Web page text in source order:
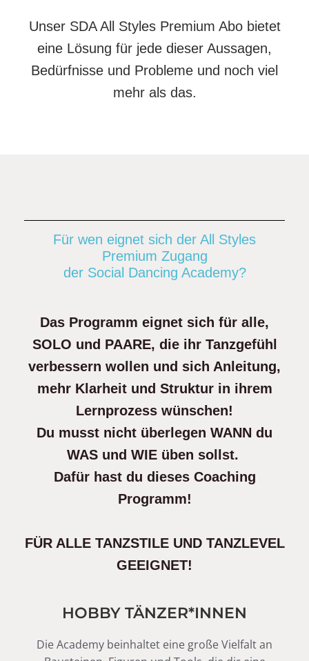
Unser SDA All Styles Premium Abo bietet
eine Lösung für jede dieser Aussagen,
Bedürfnisse und Probleme und noch viel
mehr als das.
Für wen eignet sich der All Styles
Premium Zugang
der Social Dancing Academy?
Das Programm eignet sich für alle,
SOLO und PAARE, die ihr Tanzgefühl
verbessern wollen und sich Anleitung,
mehr Klarheit und Struktur in ihrem
Lernprozess wünschen!
Du musst nicht überlegen WANN du
WAS und WIE üben sollst.
Dafür hast du dieses Coaching
Programm!
FÜR ALLE TANZSTILE UND TANZLEVEL
GEEIGNET!
HOBBY TÄNZER*INNEN
Die Academy beinhaltet eine große Vielfalt an